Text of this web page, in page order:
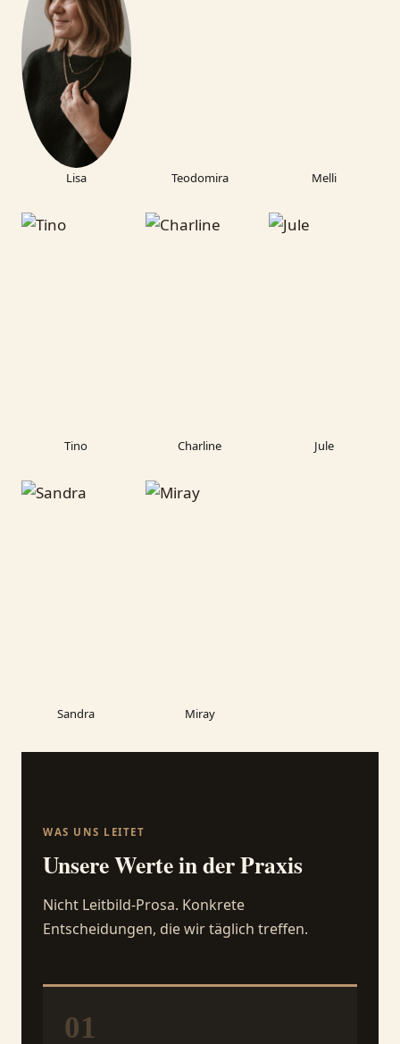
Lisa Teodomira Melli
Tino Charline Jule
Sandra Miray
WAS UNS LEITET
Unsere Werte in der Praxis
Nicht Leitbild-Prosa. Konkrete
Entscheidungen, die wir täglich treffen.
01